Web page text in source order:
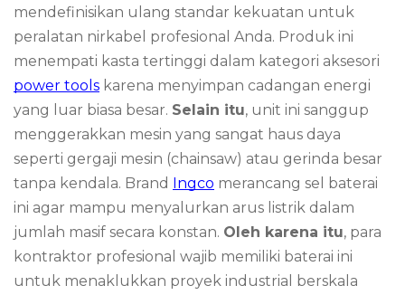
mendefinisikan ulang standar kekuatan untuk
peralatan nirkabel profesional Anda. Produk ini
menempati kasta tertinggi dalam kategori aksesori
power tools karena menyimpan cadangan energi
yang luar biasa besar. Selain itu, unit ini sanggup
menggerakkan mesin yang sangat haus daya
seperti gergaji mesin (chainsaw) atau gerinda besar
tanpa kendala. Brand Ingco merancang sel baterai
ini agar mampu menyalurkan arus listrik dalam
jumlah masif secara konstan. Oleh karena itu, para
kontraktor profesional wajib memiliki baterai ini
untuk menaklukkan proyek industrial berskala